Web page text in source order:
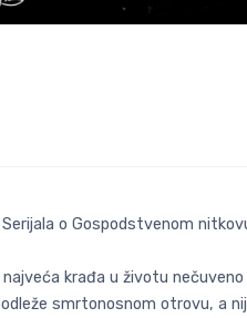
o Gospodstvenom
krađa u životu
smrtonosnom otrovu, a